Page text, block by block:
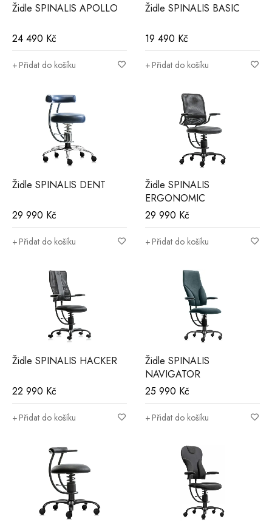
Židle SPINALIS APOLLO
24 490 Kč
Přidat do košíku
Židle SPINALIS BASIC
19 490 Kč
Přidat do košíku
Židle SPINALIS DENT
29 990 Kč
Přidat do košíku
Židle SPINALIS
ERGONOMIC
29 990 Kč
Přidat do košíku
Židle SPINALIS HACKER
22 990 Kč
Přidat do košíku
Židle SPINALIS
NAVIGATOR
25 990 Kč
Přidat do košíku